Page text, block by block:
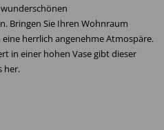
Bringen Sie Ihren Wohnraum
herrlich angenehme Atmospäre.
in einer hohen Vase gibt dieser
her.